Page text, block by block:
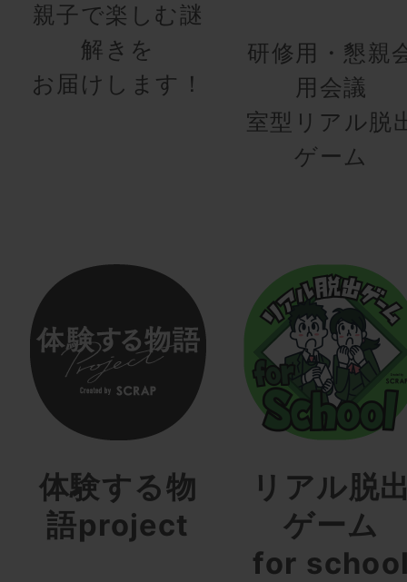
親子で楽しむ謎
解きを
お届けします！
研修用・懇親
用会議
室型リアル脱
ゲーム
体験する物
語project
リアル脱
ゲーム
for